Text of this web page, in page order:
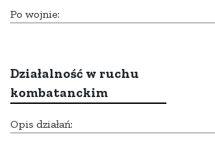
Po wojnie:
Działalność w ruchu
kombatanckim
Opis działań: